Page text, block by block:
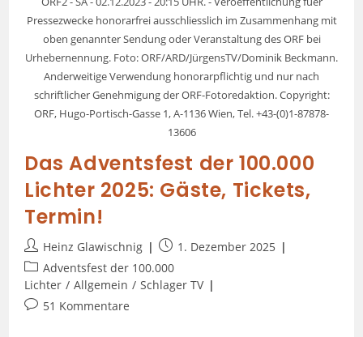
Pressezwecke honorarfrei ausschliesslich im Zusammenhang mit
oben genannter Sendung oder Veranstaltung des ORF bei
Urhebernennung. Foto: ORF/ARD/JürgensTV/Dominik Beckmann.
Anderweitige Verwendung honorarpflichtig und nur nach
schriftlicher Genehmigung der ORF-Fotoredaktion. Copyright:
ORF, Hugo-Portisch-Gasse 1, A-1136 Wien, Tel. +43-(0)1-87878-
13606
Das Adventsfest der 100.000
Lichter 2025: Gäste, Tickets,
Termin!
Heinz Glawischnig
1. Dezember 2025
Adventsfest der 100.000
Lichter / Allgemein / Schlager TV
51 Kommentare